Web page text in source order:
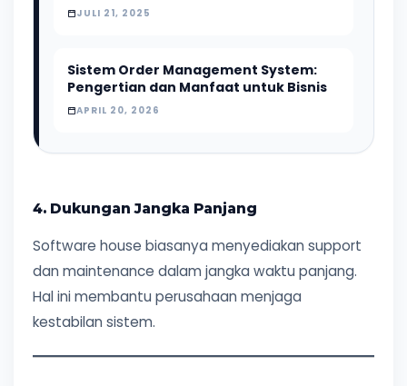
JULI 21, 2025
Sistem Order Management System:
Pengertian dan Manfaat untuk Bisnis
APRIL 20, 2026
4. Dukungan Jangka Panjang
Software house biasanya menyediakan support
dan maintenance dalam jangka waktu panjang.
Hal ini membantu perusahaan menjaga
kestabilan sistem.